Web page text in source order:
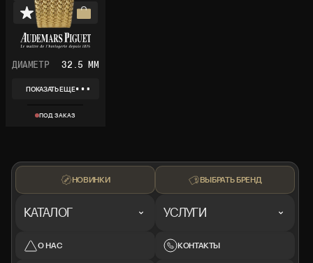
ДИАМЕТР 32.5 ММ
ПОКАЗАТЬ ЕЩЕ
BA 4164 G498
КОЛЛЕКЦИЯПОД ЗАКАЗ
НОВИНКИ
КАТАЛОГ
О НАС
ВЫБРАТЬ БРЕНД
УСЛУГИ
КОНТАКТЫ